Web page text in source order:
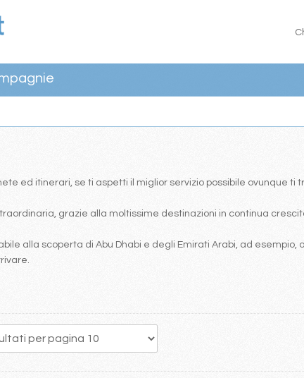
ed itinerari, se ti aspetti il miglior servizio possibile ovunque ti
grazie alla moltissime destinazioni in continua
alla scoperta di Abu Dhabi e degli Emirati Arabi, ad
226 227 228 230